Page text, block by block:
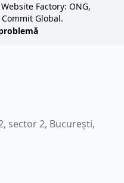
Factory: ONG,
Global.
sector 2, București,